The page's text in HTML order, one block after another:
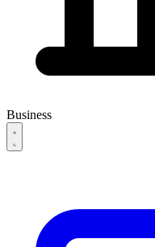
Business